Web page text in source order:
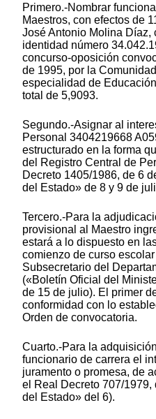
Primero.-Nombrar
Maestros, con efectos de
José Antonio Molina Díaz,
identidad número
concurso-oposición
de 1995, por la
especialidad de
total de 5,9093.
Segundo.-Asignar al
Personal 3404219668
estructurado en la forma
del Registro Central de
Decreto 1405/1986, de 6
del Estado» de 8 y 9 de
Tercero.-Para la
provisional al Maestro
estará a lo dispuesto en
comienzo de curso
Subsecretario del
(«Boletín Oficial del
de 15 de julio). El primer
conformidad con lo
Orden de convocatoria.
Cuarto.-Para la
funcionario de carrera el
juramento o promesa, de
el Real Decreto 707/1979,
del Estado» del 6).